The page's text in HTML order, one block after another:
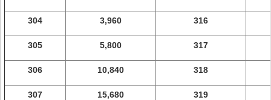
304 3,960 316
305 5,800 317
306 10,840 318
307 15,680 319